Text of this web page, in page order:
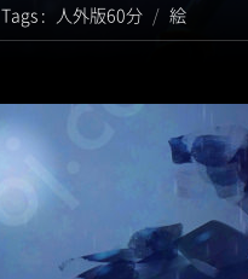
Tags : 人外版60分 / 絵